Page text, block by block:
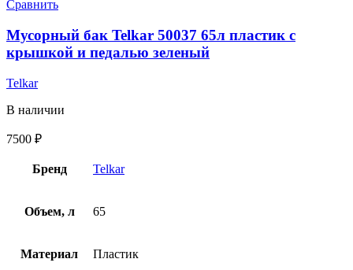
Сравнить
Мусорный бак Telkar 50037 65л пластик с
крышкой и педалью зеленый
Telkar
В наличии
7500 ₽
Бренд Telkar
Объем, л 65
Материал Пластик